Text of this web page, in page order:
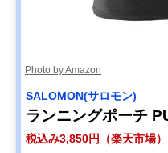
Photo by Amazon
SALOMON(サロモン)
ランニングポーチ
税込み3,850円（楽天市場）